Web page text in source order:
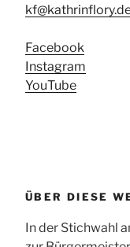
Facebook
Instagram
YouTube
ÜBER DIESE
In der Stichwahl